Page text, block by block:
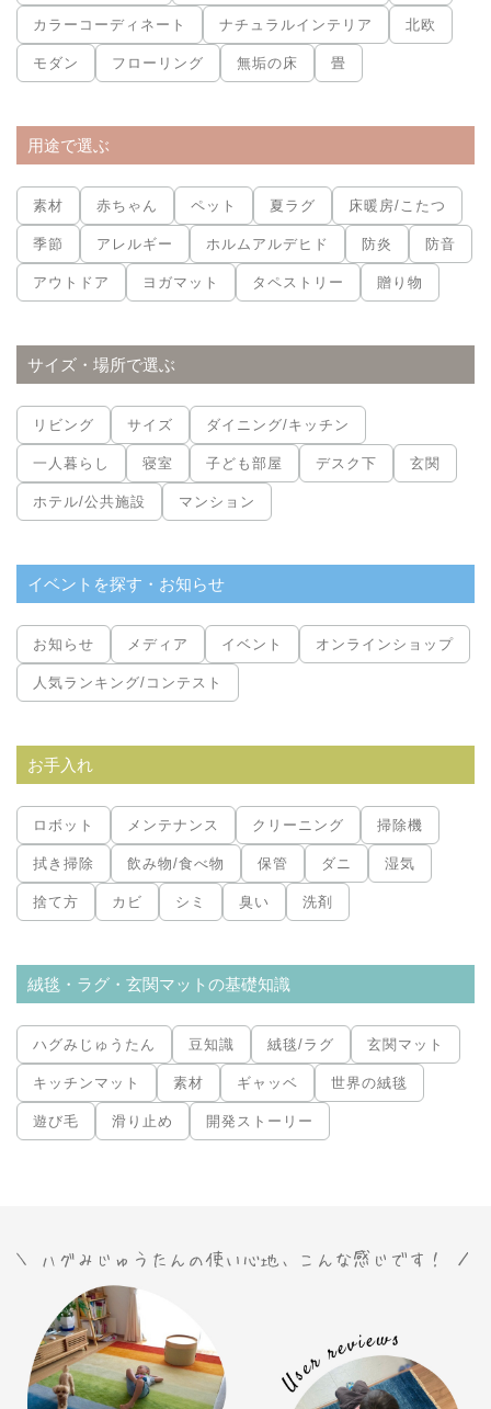
カラーコーディネート ナチュラルインテリア 北欧
モダン フローリング 無垢の床 畳
用途で選ぶ
素材 赤ちゃん ペット 夏ラグ 床暖房/こたつ
季節 アレルギー ホルムアルデヒド 防炎 防音
アウトドア ヨガマット タペストリー 贈り物
サイズ・場所で選ぶ
リビング サイズ ダイニング/キッチン
一人暮らし 寝室 子ども部屋 デスク下 玄関
ホテル/公共施設 マンション
イベントを探す・お知らせ
お知らせ メディア イベント オンラインショップ
人気ランキング/コンテスト
お手入れ
ロボット メンテナンス クリーニング 掃除機
拭き掃除 飲み物/食べ物 保管 ダニ 湿気
捨て方 カビ シミ 臭い 洗剤
絨毯・ラグ・玄関マットの基礎知識
ハグみじゅうたん 豆知識 絨毯/ラグ 玄関マット
キッチンマット 素材 ギャッベ 世界の絨毯
遊び毛 滑り止め 開発ストーリー